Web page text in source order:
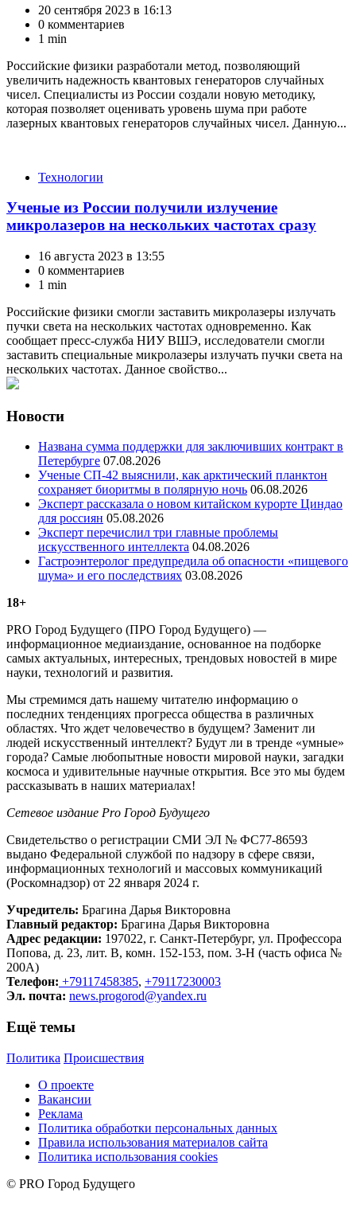
20 сентября 2023 в 16:13
0 комментариев
1 min
Российские физики разработали метод, позволяющий
увеличить надежность квантовых генераторов случайных
чисел. Специалисты из России создали новую методику,
которая позволяет оценивать уровень шума при работе
лазерных квантовых генераторов случайных чисел. Данную...
КатегорииТехнологии
Ученые из России получили излучение
микролазеров на нескольких частотах сразу
16 августа 2023 в 13:55
0 комментариев
1 min
Российские физики смогли заставить микролазеры излучать
пучки света на нескольких частотах одновременно. Как
сообщает пресс-служба НИУ ВШЭ, исследователи смогли
заставить специальные микролазеры излучать пучки света на
нескольких частотах. Данное свойство...
Новости
Названа сумма поддержки для заключивших контракт в
Петербурге 07.08.2026
Ученые СП-42 выяснили, как арктический планктон
сохраняет биоритмы в полярную ночь 06.08.2026
Эксперт рассказала о новом китайском курорте Циндао
для россиян 05.08.2026
Эксперт перечислил три главные проблемы
искусственного интеллекта 04.08.2026
Гастроэнтеролог предупредила об опасности «пищевого
шума» и его последствиях 03.08.2026
18+
PRO Город Будущего (ПРО Город Будущего) —
информационное медиаиздание, основанное на подборке
самых актуальных, интересных, трендовых новостей в мире
науки, технологий и развития.
Мы стремимся дать нашему читателю информацию о
последних тенденциях прогресса общества в различных
областях. Что ждет человечество в будущем? Заменит ли
людей искусственный интеллект? Будут ли в тренде «умные»
города? Самые любопытные новости мировой науки, загадки
космоса и удивительные научные открытия. Все это мы будем
рассказывать в наших материалах!
Сетевое издание Рrо Город Будущего
Свидетельство о регистрации СМИ ЭЛ № ФС77-86593
выдано Федеральной службой по надзору в сфере связи,
информационных технологий и массовых коммуникаций
(Роскомнадзор) от 22 января 2024 г.
Учредитель: Брагина Дарья Викторовна
Главный редактор: Брагина Дарья Викторовна
Адрес редакции: 197022, г. Санкт-Петербург, ул. Профессора
Попова, д. 23, лит. В, комн. 152-153, пом. 3-Н (часть офиса №
200А)
Телефон: +79117458385, +79117230003
Эл. почта: news.progorod@yandex.ru
Ещё темы
Политика Происшествия
О проекте
Вакансии
Реклама
Политика обработки персональных данных
Правила использования материалов сайта
Политика использования cookies
© PRO Город Будущего